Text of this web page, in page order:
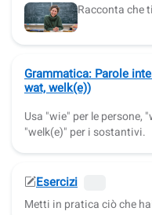
Racconta che
Grammatica: Parole
wat, welk(e))
Usa "wie" per le persone,
"welk(e)" per i sostantivi.
Esercizi
Metti in pratica ciò che